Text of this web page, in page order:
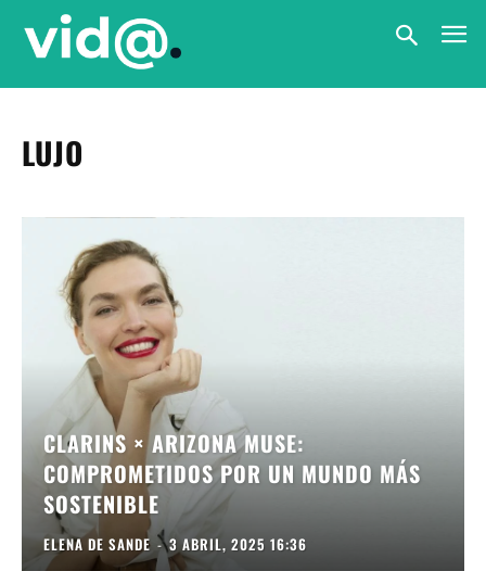
LUJO
CLARINS × ARIZONA MUSE:
COMPROMETIDOS POR UN MUNDO MÁS
SOSTENIBLE
ELENA DE SANDE - 3 ABRIL, 2025 16:36